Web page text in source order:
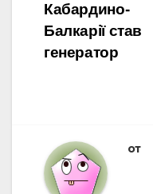
Кабардино-
Балкарії став
генератор
от